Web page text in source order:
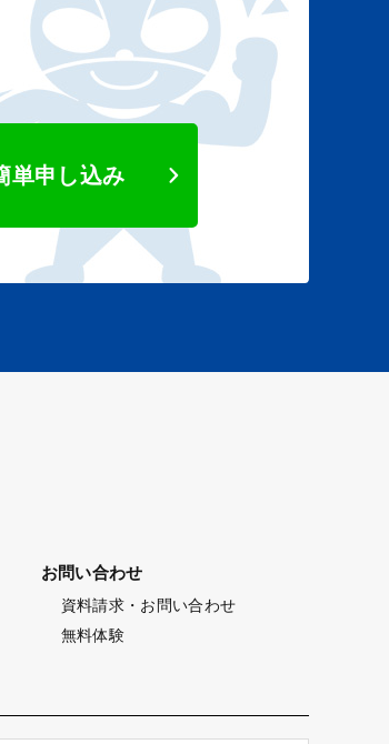
単申し込み
お問い合わせ
資料請求・お問い合わせ
無料体験